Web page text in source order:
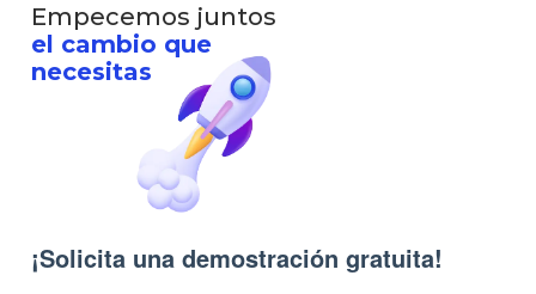
Empecemos juntos
el cambio que
necesitas